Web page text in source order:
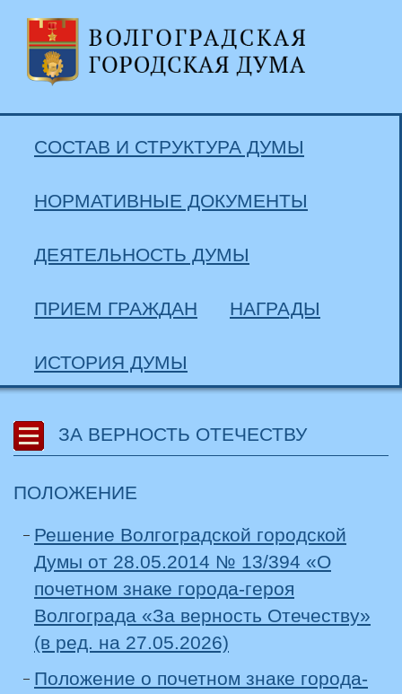
СОСТАВ И СТРУКТУРА ДУМЫ
НОРМАТИВНЫЕ ДОКУМЕНТЫ
ДЕЯТЕЛЬНОСТЬ ДУМЫ
ПРИЕМ ГРАЖДАН НАГРАДЫ
ИСТОРИЯ ДУМЫ
ЗА ВЕРНОСТЬ ОТЕЧЕСТВУ
ПОЛОЖЕНИЕ
Решение Волгоградской городской
Думы от 28.05.2014 № 13/394 «О
почетном знаке города-героя
Волгограда «За верность Отечеству»
(в ред. на 27.05.2026)
Положение о почетном знаке города-